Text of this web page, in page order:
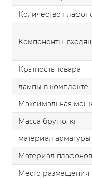
Количество
Компоненты,
Кратность товара
лампы в комплекте
Максимальная
Масса брутто, кг
материал арматуры
Материал
Место размещения